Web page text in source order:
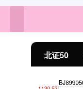
北证50